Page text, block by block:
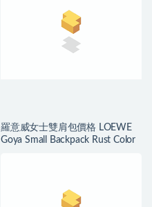
羅意威女士雙肩包價格 LOEWE
Goya Small Backpack Rust Color